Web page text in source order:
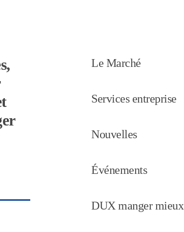
Le Marché
Services entreprise
Nouvelles
Événements
DUX manger mieux